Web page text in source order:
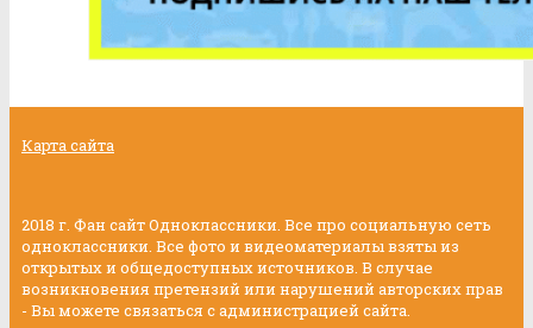
Карта сайта
2018 г. Фан сайт Одноклассники. Все про социальную сеть
одноклассники. Все фото и видеоматериалы взяты из
открытых и общедоступных источников. В случае
возникновения претензий или нарушений авторских прав
- Вы можете связаться с администрацией сайта.